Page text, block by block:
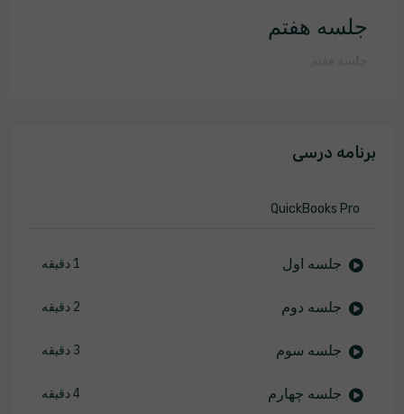
جلسه هفتم
جلسه هفتم
برنامه درسی
QuickBooks Pro
جلسه اول 1 دقیقه
جلسه دوم 2 دقیقه
جلسه سوم 3 دقیقه
جلسه چهارم 4 دقیقه